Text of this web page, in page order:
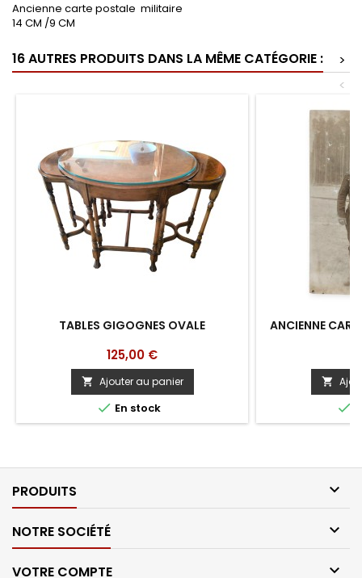
Ancienne carte postale militaire
14 CM /9 CM
16 AUTRES PRODUITS DANS LA MÊME CATÉGORIE :
>
<
TABLES GIGOGNES OVALE
Prix
125,00 €
 Ajouter au panier
 En stock
ANCIENNE


PRODUITS 
NOTRE SOCIÉTÉ 
VOTRE COMPTE 